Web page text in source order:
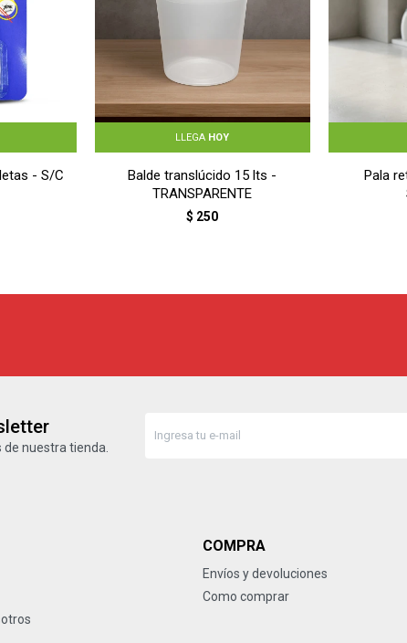
- S/C
LLEGA HOY
Balde translúcido 15 lts -
TRANSPARENTE
$ 250
Pala
nuestra tienda.
COMPRA
Envíos y devoluciones
Como comprar